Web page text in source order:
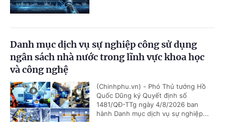
Danh mục dịch vụ sự nghiệp công sử dụng
ngân sách nhà nước trong lĩnh vực khoa học
và công nghệ
(Chinhphu.vn) - Phó Thủ tướng Hồ
Quốc Dũng ký Quyết định số
1481/QĐ-TTg ngày 4/8/2026 ban
hành Danh mục dịch vụ sự nghiệp...